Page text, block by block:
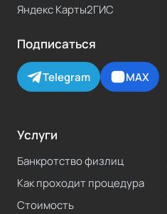
Яндекс Карты2ГИС
Подписаться
Telegram MAX
Услуги
Банкротство физлиц
Как проходит процедура
Стоимость